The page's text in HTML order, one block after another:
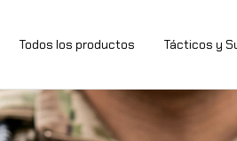
Todos los productos Tácticos y